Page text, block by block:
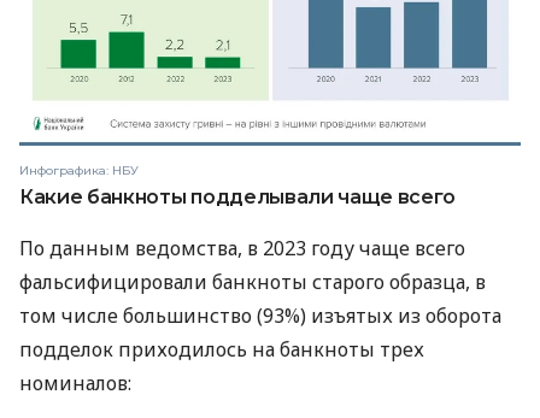
Инфографика: НБУ
Какие банкноты подделывали чаще всего
По данным ведомства, в 2023 году чаще всего
фальсифицировали банкноты старого образца, в
том числе большинство (93%) изъятых из оборота
подделок приходилось на банкноты трех
номиналов: